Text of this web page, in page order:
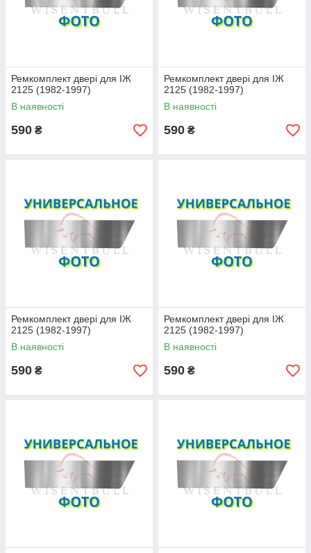
Ремкомплект двері для ІЖ
2125 (1982-1997)
В наявності
590 ₴
Ремкомплект двері для ІЖ
2125 (1982-1997)
В наявності
590 ₴
Ремкомплект двері для ІЖ
2125 (1982-1997)
В наявності
590 ₴
Ремкомплект двері для ІЖ
2125 (1982-1997)
В наявності
590 ₴